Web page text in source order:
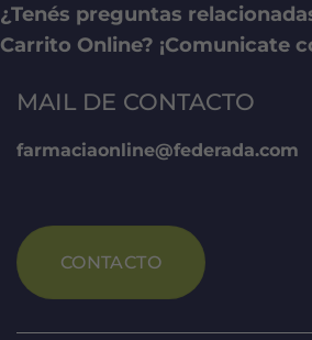
¿Tenés preguntas
Carrito Online? ¡Comunicate
MAIL DE CONTACTO
farmaciaonline@federada.com
CONTACTO